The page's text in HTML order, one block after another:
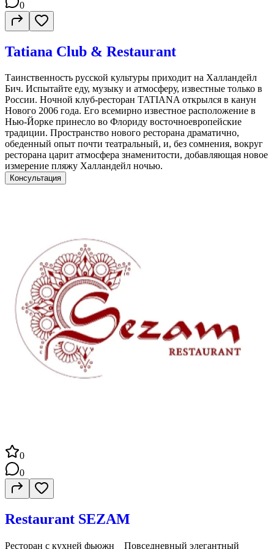
0
Tatiana Club & Restaurant
Таинственность русской культуры приходит на Халландейл
Бич. Испытайте еду, музыку и атмосферу, известные только в
России. Ночной клуб-ресторан TATIANA открылся в канун
Нового 2006 года. Его всемирно известное расположение в
Нью-Йорке принесло во Флориду восточноевропейские
традиции. Пространство нового ресторана драматично,
обеденный опыт почти театральный, и, без сомнения, вокруг
ресторана царит атмосфера знаменитости, добавляющая новое
измерение пляжу Халландейл ночью.
Консультация
0
0
Restaurant SEZAM
Ресторан с кухней фьюжн⠀ Повседневный элегантный